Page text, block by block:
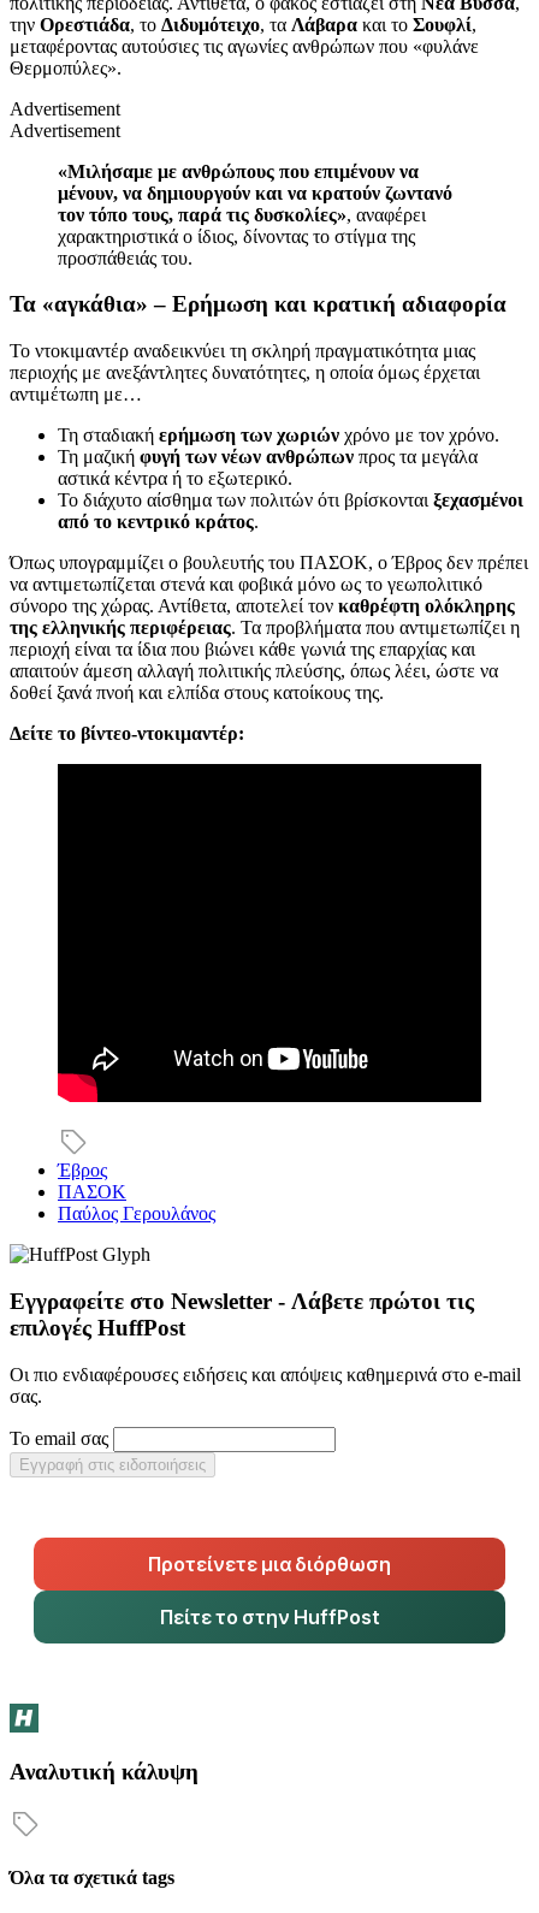
την Ορεστιάδα, το Διδυμότειχο, τα Λάβαρα και το Σουφλί,
μεταφέροντας αυτούσιες τις αγωνίες ανθρώπων που «φυλάνε
Θερμοπύλες».
Advertisement
Advertisement
«Μιλήσαμε με ανθρώπους που επιμένουν να
μένουν, να δημιουργούν και να κρατούν ζωντανό
τον τόπο τους, παρά τις δυσκολίες», αναφέρει
χαρακτηριστικά ο ίδιος, δίνοντας το στίγμα της
προσπάθειάς του.
Τα «αγκάθια» – Ερήμωση και κρατική αδιαφορία
Το ντοκιμαντέρ αναδεικνύει τη σκληρή πραγματικότητα μιας
περιοχής με ανεξάντλητες δυνατότητες, η οποία όμως έρχεται
αντιμέτωπη με…
Τη σταδιακή ερήμωση των χωριών χρόνο με τον χρόνο.
Τη μαζική φυγή των νέων ανθρώπων προς τα μεγάλα
αστικά κέντρα ή το εξωτερικό.
Το διάχυτο αίσθημα των πολιτών ότι βρίσκονται ξεχασμένοι
από το κεντρικό κράτος.
Όπως υπογραμμίζει ο βουλευτής του ΠΑΣΟΚ, ο Έβρος δεν πρέπει
να αντιμετωπίζεται στενά και φοβικά μόνο ως το γεωπολιτικό
σύνορο της χώρας. Αντίθετα, αποτελεί τον καθρέφτη ολόκληρης
της ελληνικής περιφέρειας. Τα προβλήματα που αντιμετωπίζει η
περιοχή είναι τα ίδια που βιώνει κάθε γωνιά της επαρχίας και
απαιτούν άμεση αλλαγή πολιτικής πλεύσης, όπως λέει, ώστε να
δοθεί ξανά πνοή και ελπίδα στους κατοίκους της.
Δείτε το βίντεο-ντοκιμαντέρ:
Έβρος
ΠΑΣΟΚ
Παύλος Γερουλάνος
Εγγραφείτε στο Newsletter - Λάβετε πρώτοι τις
επιλογές HuffPost
Οι πιο ενδιαφέρουσες ειδήσεις και απόψεις καθημερινά στο e-mail
σας.
Το email σας
Εγγραφή στις ειδοποιήσεις
Προτείνετε μια διόρθωση
Πείτε το στην HuffPost
Αναλυτική κάλυψη
Όλα τα σχετικά tags